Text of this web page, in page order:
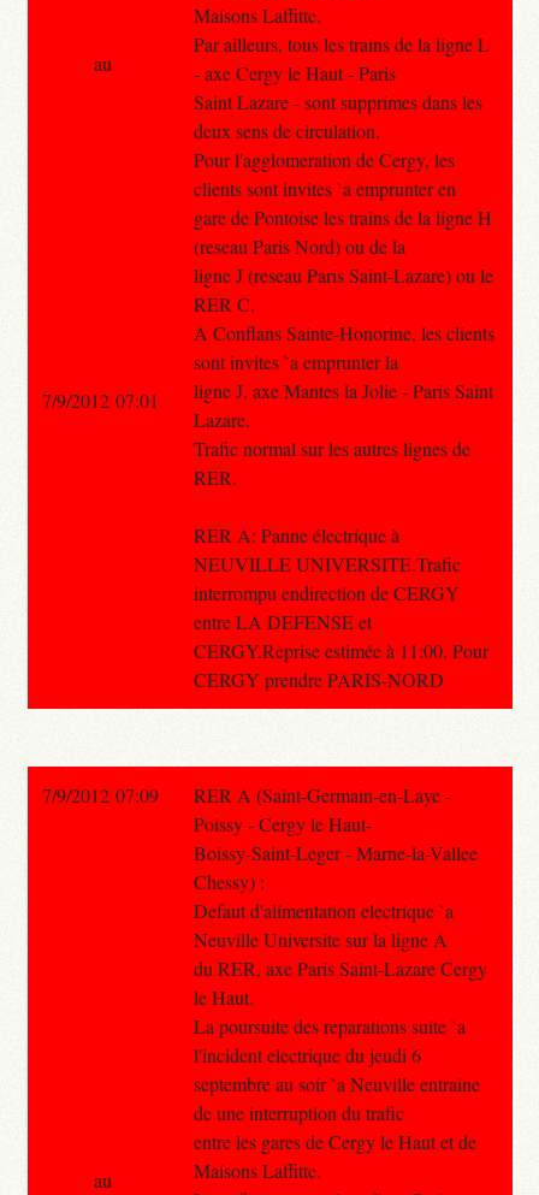
Maisons Laffitte.
Par ailleurs, tous les trains de la ligne L
- axe Cergy le Haut - Paris
Saint Lazare - sont supprimes dans les
deux sens de circulation.
Pour l'agglomeration de Cergy, les
clients sont invites `a emprunter en
gare de Pontoise les trains de la ligne H
(reseau Paris Nord) ou de la
ligne J (reseau Paris Saint-Lazare) ou le
RER C.
A Conflans Sainte-Honorine, les clients
sont invites `a emprunter la
ligne J, axe Mantes la Jolie - Paris Saint
Lazare.
Trafic normal sur les autres lignes de
RER.
RER A: Panne électrique à
NEUVILLE UNIVERSITE.Trafic
interrompu endirection de CERGY
entre LA DEFENSE et
CERGY.Reprise estimée à 11:00. Pour
CERGY prendre PARIS-NORD
au
7/9/2012 07:01
7/9/2012 07:09
RER A (Saint-Germain-en-Laye -
Poissy - Cergy le Haut-
Boissy-Saint-Leger - Marne-la-Vallee
Chessy) :
Defaut d'alimentation electrique `a
Neuville Universite sur la ligne A
du RER, axe Paris Saint-Lazare Cergy
le Haut.
La poursuite des reparations suite `a
l'incident electrique du jeudi 6
septembre au soir `a Neuville entraine
de une interruption du trafic
entre les gares de Cergy le Haut et de
Maisons Laffitte.
au